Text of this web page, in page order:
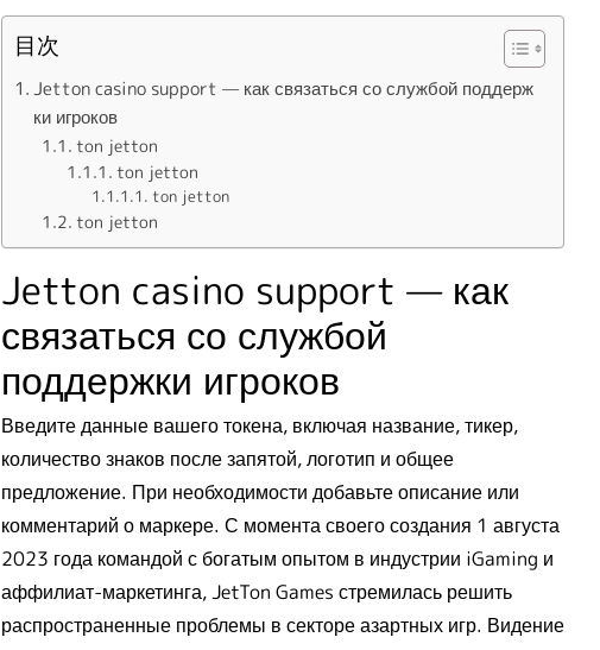
目次
Jetton casino support — как связаться со службой поддерж
ки игроков
ton jetton
ton jetton
ton jetton
ton jetton
Jetton casino support — как
связаться со службой
поддержки игроков
Введите данные вашего токена, включая название, тикер,
количество знаков после запятой, логотип и общее
предложение. При необходимости добавьте описание или
комментарий о маркере. С момента своего создания 1 августа
2023 года командой с богатым опытом в индустрии iGaming и
аффилиат-маркетинга, JetTon Games стремилась решить
распространенные проблемы в секторе азартных игр. Видение